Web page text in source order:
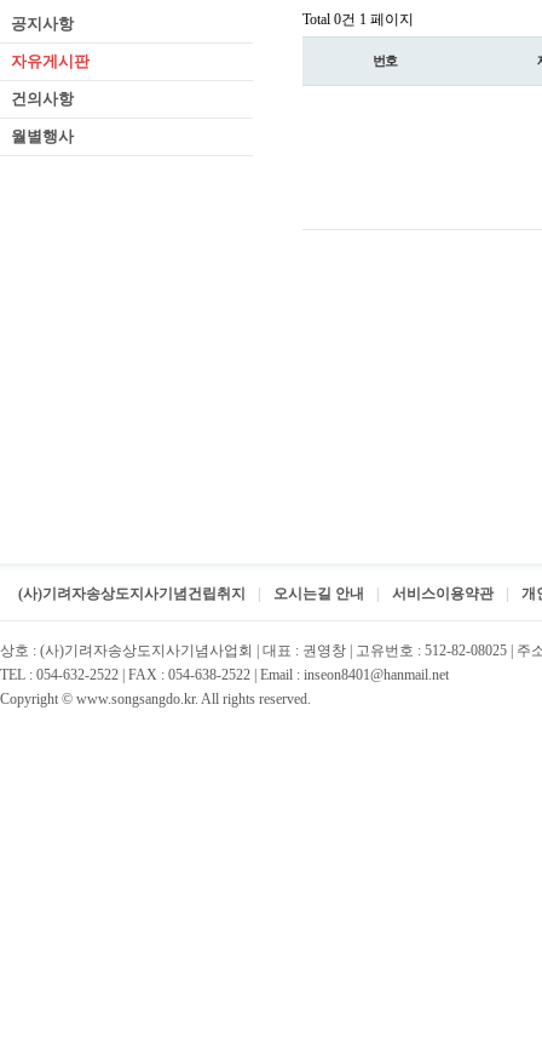
공지사항
자유게시판
건의사항
월별행사
Total 0건 1 페이지
번호
(사)기려자송상도지사기념건립취지 오시는길 안내 서비스이용약관 개
상호 : (사)기려자송상도지사기념사업회 | 대표 : 권영창 | 고유번호 : 512-82-08025 |
TEL : 054-632-2522 | FAX : 054-638-2522 | Email : inseon8401@hanmail.net
Copyright © www.songsangdo.kr. All rights reserved.